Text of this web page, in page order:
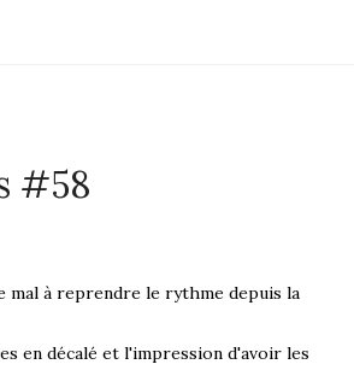
#58
mal à reprendre le rythme depuis la
en décalé et l'impression d'avoir les